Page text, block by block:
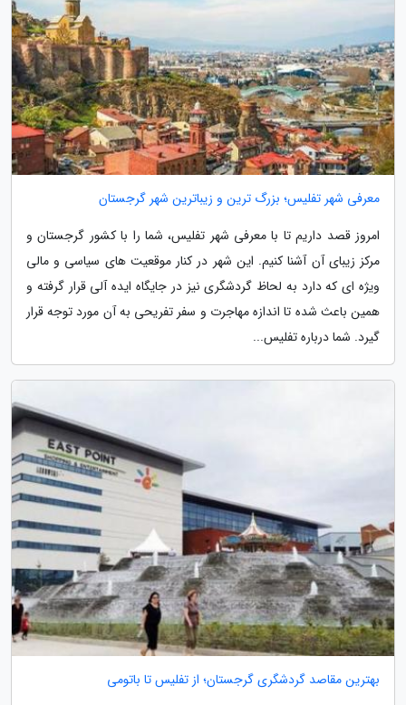
معرفی شهر تفلیس؛ بزرگ ترین و زیباترین شهر گرجستان
امروز قصد داریم تا با معرفی شهر تفلیس، شما را با کشور گرجستان و
مرکز زیبای آن آشنا کنیم. این شهر در کنار موقعیت های سیاسی و مالی
ویژه ای که دارد به لحاظ گردشگری نیز در جایگاه ایده آلی قرار گرفته و
همین باعث شده تا اندازه مهاجرت و سفر تفریحی به آن مورد توجه قرار
گیرد. شما درباره تفلیس...
بهترین مقاصد گردشگری گرجستان؛ از تفلیس تا باتومی